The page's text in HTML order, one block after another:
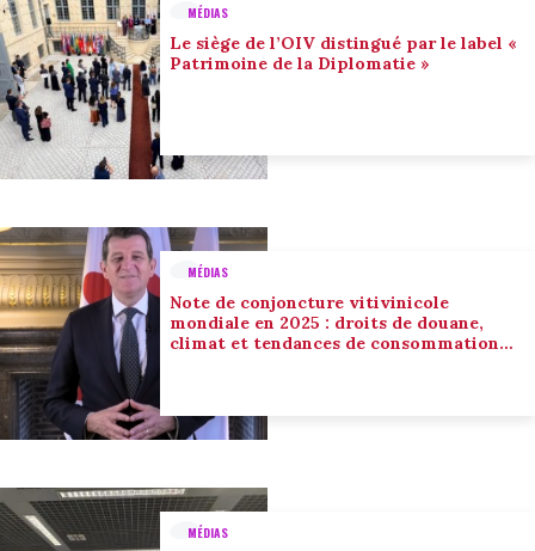
MÉDIAS
Le siège de l’OIV distingué par le label «
Patrimoine de la Diplomatie »
MÉDIAS
Note de conjoncture vitivinicole
mondiale en 2025 : droits de douane,
climat et tendances de consommation
MÉDIAS